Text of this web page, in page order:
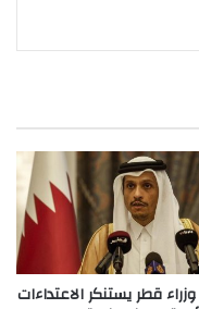
قطر يستنكر الاعتداءات